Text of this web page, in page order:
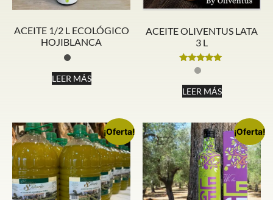
ACEITE 1/2 L ECOLÓGICO
HOJIBLANCA
LEER MÁS
ACEITE OLIVENTUS LATA
3 L
Valorado
5.00
de 5
LEER MÁS
¡Oferta! ¡Oferta!